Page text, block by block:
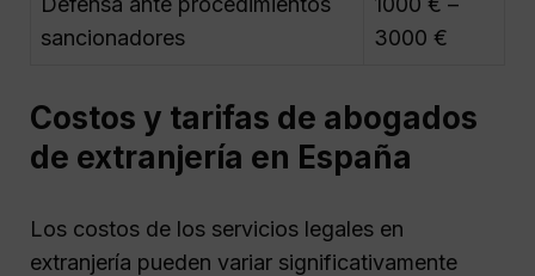
sancionadores
3000 €
Costos y tarifas de abogados
de extranjería en España
Los costos de los servicios legales en
extranjería pueden variar significativamente